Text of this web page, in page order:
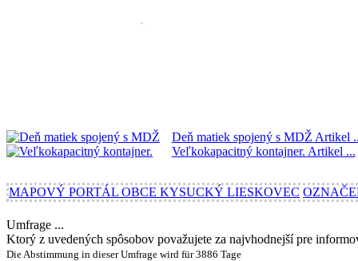
Deň matiek spojený s MDŽ Artikel
Veľkokapacitný kontajner. Artikel ...
MAPOVÝ PORTÁL OBCE KYSUCKÝ LIESKOVEC
Umfrage ...
Ktorý z uvedených spôsobov považujete za najvhodnejší pre
Die Abstimmung in dieser Umfrage wird für 3886 Tage